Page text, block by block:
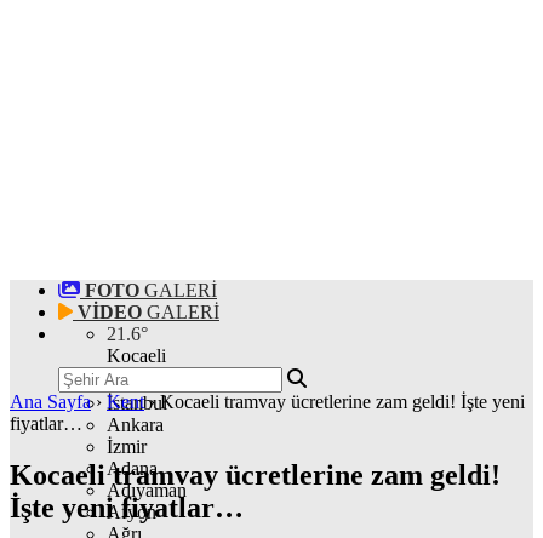
FOTO GALERİ
VİDEO GALERİ
21.6°
Kocaeli
İstanbul
Ankara
İzmir
Adana
Adıyaman
Afyon
Ağrı
Ana Sayfa› Kent›Kocaeli tramvay ücretlerine zam geldi! İşte yeni
fiyatlar…
Kocaeli tramvay ücretlerine zam geldi!
İşte yeni fiyatlar…